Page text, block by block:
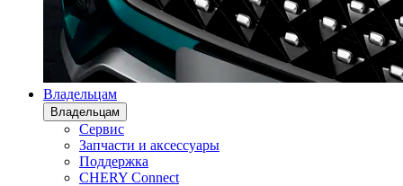
Владельцам
Владельцам
Сервис
Запчасти и аксессуары
Поддержка
CHERY Connect